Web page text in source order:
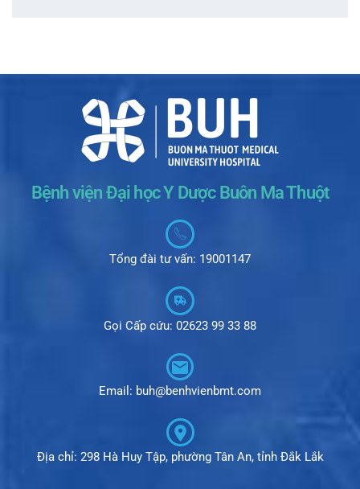
Bệnh viện Đại học Y Dược Buôn Ma Thuột
Tổng đài tư vấn: 19001147
Gọi Cấp cứu: 02623 99 33 88
Email: buh@benhvienbmt.com
Địa chỉ: 298 Hà Huy Tập, phường Tân An, tỉnh Đắk Lắk